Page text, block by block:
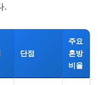
.
단점
주요
혼방
비율